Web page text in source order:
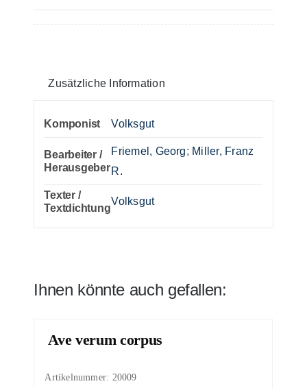
Zusätzliche Information
Komponist Volksgut
Bearbeiter /
Herausgeber
Friemel, Georg; Miller, Franz
R.
Texter /
Textdichtung
Volksgut
Ihnen könnte auch gefallen:
Ave verum corpus
Artikelnummer: 20009